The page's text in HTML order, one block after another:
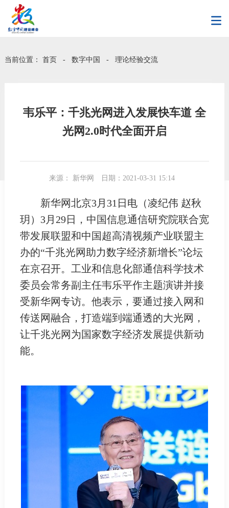
当前位置： 首页 - 数字中国 - 理论经验交流
韦乐平：千兆光网进入发展快车道 全
光网2.0时代全面开启
来源： 新华网 日期：2021-03-31 15:14
新华网北京3月31日电（凌纪伟 赵秋
玥）3月29日，中国信息通信研究院联合宽
带发展联盟和中国超高清视频产业联盟主
办的“千兆光网助力数字经济新增长”论坛
在京召开。工业和信息化部通信科学技术
委员会常务副主任韦乐平作主题演讲并接
受新华网专访。他表示，要通过接入网和
传送网融合，打造端到端通透的大光网，
让千兆光网为国家数字经济发展提供新动
能。